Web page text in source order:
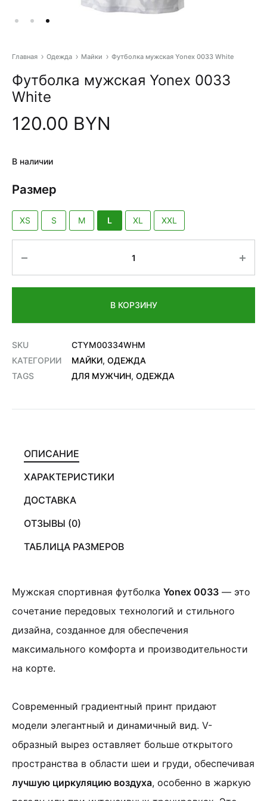
Главная Одежда Майки Футболка мужская Yonex 0033 White
Футболка мужская Yonex 0033
White
120.00 BYN
В наличии
Размер
XS S M L XL XXL
В КОРЗИНУ
SKU
CTYM00334WHM
КАТЕГОРИИ
МАЙКИ, ОДЕЖДА
TAGS
ДЛЯ МУЖЧИН, ОДЕЖДА
ОПИСАНИЕ
ХАРАКТЕРИСТИКИ
ДОСТАВКА
ОТЗЫВЫ (0)
ТАБЛИЦА РАЗМЕРОВ
Мужская спортивная футболка Yonex 0033 — это
сочетание передовых технологий и стильного
дизайна, созданное для обеспечения
максимального комфорта и производительности
на корте.
Cовременный градиентный принт придают
модели элегантный и динамичный вид. V-
образный вырез оставляет больше открытого
пространства в области шеи и груди, обеспечивая
лучшую циркуляцию воздуха, особенно в жаркую